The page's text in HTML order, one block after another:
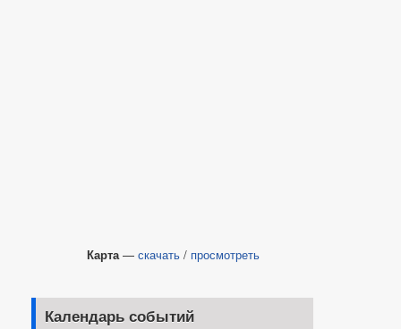
Карта — скачать / просмотреть
Календарь событий